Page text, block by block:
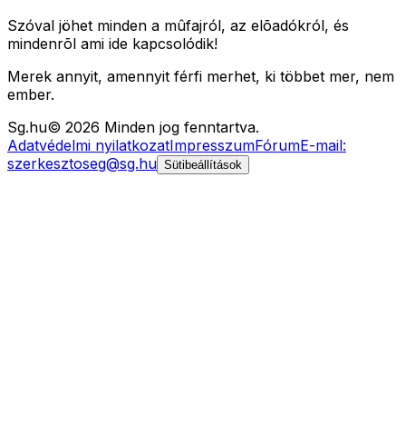
Szóval jöhet minden a mûfajról, az elõadókról, és
mindenrõl ami ide kapcsolódik!
Merek annyit, amennyit férfi merhet, ki többet mer, nem
ember.
Sg.hu© 2026 Minden jog fenntartva.
Adatvédelmi nyilatkozatImpresszumFórumE-mail:
szerkesztoseg@sg.hu Sütibeállítások